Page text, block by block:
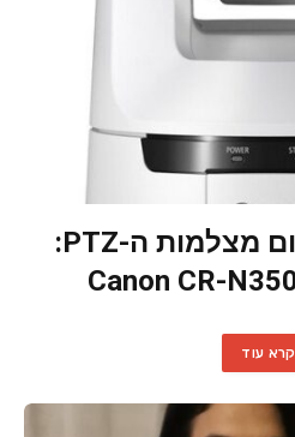
מנתבת את תחום מצלמות ה-PTZ:
קרא עוד